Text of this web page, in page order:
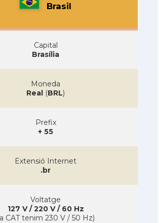
Brasil
Capital
Brasília
Moneda
Real (BRL)
Prefix
+ 55
Extensió Internet
.br
Voltatge
127 V / 220 V / 60 Hz
CAT tenim 230 V / 50 Hz)